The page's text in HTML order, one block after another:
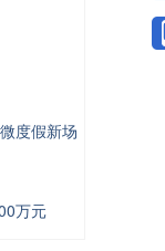
度假新场
万元